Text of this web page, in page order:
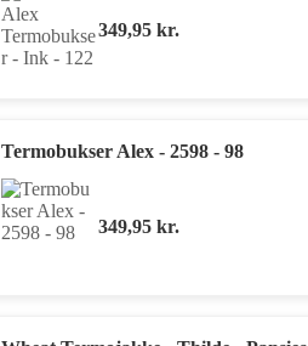
349,95 kr.
Termobukser Alex - 2598 - 98
349,95 kr.